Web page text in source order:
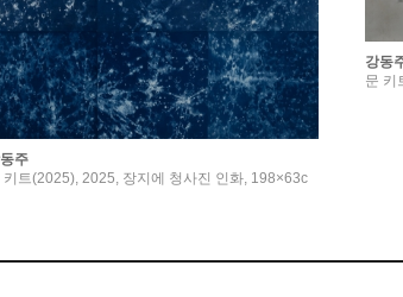
주
키트(2025), 2025, 장지에 청사진 인화, 198×63c
강동
문 키